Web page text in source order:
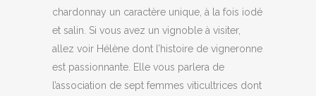
chardonnay un caractère unique, à la fois iodé
et salin. Si vous avez un vignoble à visiter,
allez voir Hélène dont l’histoire de vigneronne
est passionnante. Elle vous parlera de
l’association de sept femmes viticultrices dont